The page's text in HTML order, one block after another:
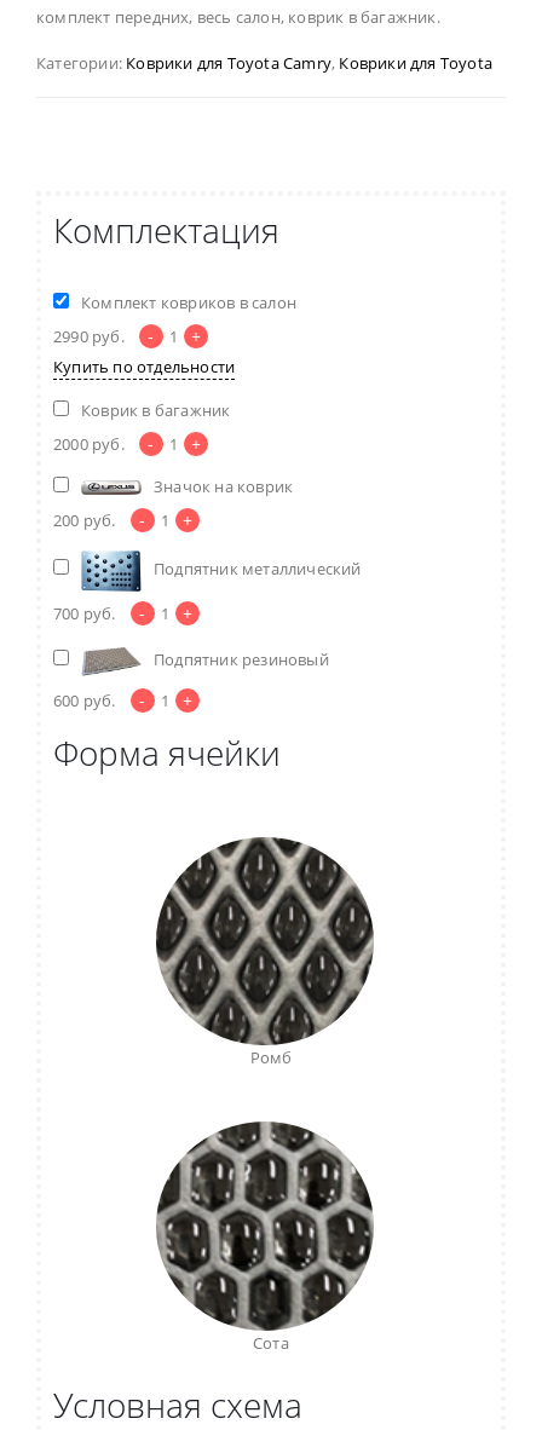
комплект передних, весь салон, коврик в багажник.
Категории: Коврики для Toyota Camry, Коврики для Toyota
Комплектация
Комплект ковриков в салон
2990 руб. - 1 +
Купить по отдельности
Коврик в багажник
2000 руб. - 1 +
Значок на коврик
200 руб. - 1 +
Подпятник металлический
700 руб. - 1 +
Подпятник резиновый
600 руб. - 1 +
Форма ячейки
Ромб
Сота
Условная схема